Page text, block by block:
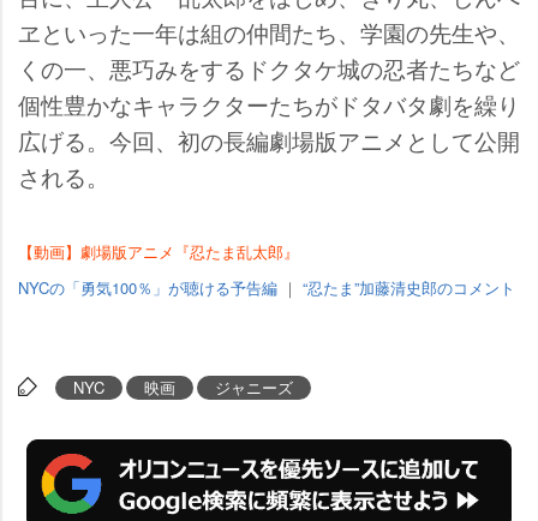
ヱといった一年は組の仲間たち、学園の先生や、
くの一、悪巧みをするドクタケ城の忍者たちなど
個性豊かなキャラクターたちがドタバタ劇を繰り
広げる。今回、初の長編劇場版アニメとして公開
される。
【動画】劇場版アニメ『忍たま乱太郎』
NYCの「勇気100％」が聴ける予告編 ｜ “忍たま”加藤清史郎のコメント
NYC 映画 ジャニーズ